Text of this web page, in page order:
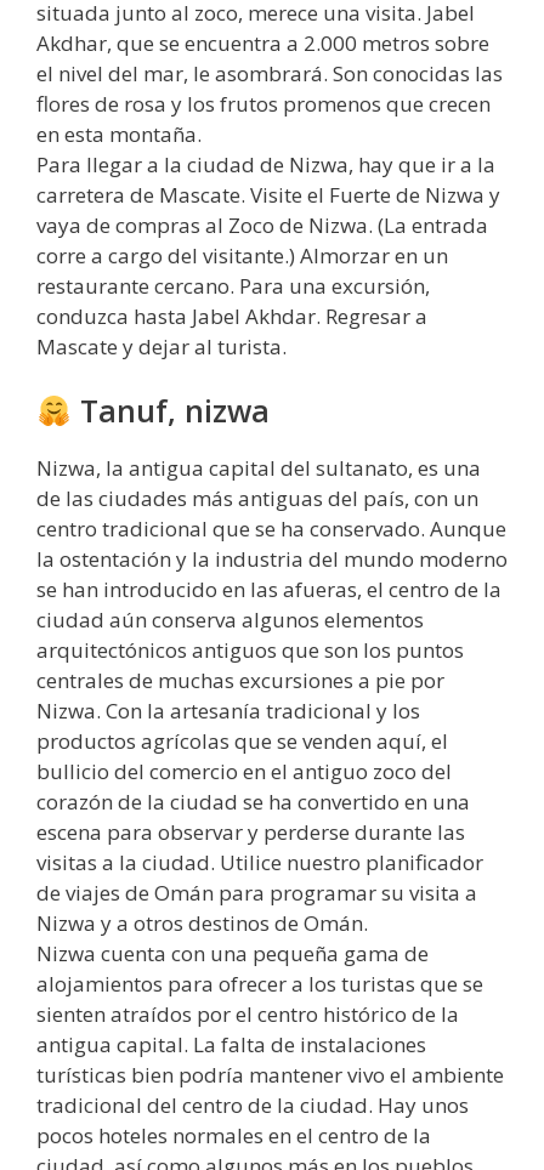
situada junto al zoco, merece una visita. Jabel
Akdhar, que se encuentra a 2.000 metros sobre
el nivel del mar, le asombrará. Son conocidas las
flores de rosa y los frutos promenos que crecen
en esta montaña.
Para llegar a la ciudad de Nizwa, hay que ir a la
carretera de Mascate. Visite el Fuerte de Nizwa y
vaya de compras al Zoco de Nizwa. (La entrada
corre a cargo del visitante.) Almorzar en un
restaurante cercano. Para una excursión,
conduzca hasta Jabel Akhdar. Regresar a
Mascate y dejar al turista.
Tanuf, nizwa
Nizwa, la antigua capital del sultanato, es una
de las ciudades más antiguas del país, con un
centro tradicional que se ha conservado. Aunque
la ostentación y la industria del mundo moderno
se han introducido en las afueras, el centro de la
ciudad aún conserva algunos elementos
arquitectónicos antiguos que son los puntos
centrales de muchas excursiones a pie por
Nizwa. Con la artesanía tradicional y los
productos agrícolas que se venden aquí, el
bullicio del comercio en el antiguo zoco del
corazón de la ciudad se ha convertido en una
escena para observar y perderse durante las
visitas a la ciudad. Utilice nuestro planificador
de viajes de Omán para programar su visita a
Nizwa y a otros destinos de Omán.
Nizwa cuenta con una pequeña gama de
alojamientos para ofrecer a los turistas que se
sienten atraídos por el centro histórico de la
antigua capital. La falta de instalaciones
turísticas bien podría mantener vivo el ambiente
tradicional del centro de la ciudad. Hay unos
pocos hoteles normales en el centro de la